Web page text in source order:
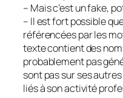
– Mais c’est un fake,
– Il est fort possible
référencées par les
texte contient des
probablement pas
sont pas sur ses
liés à son activité